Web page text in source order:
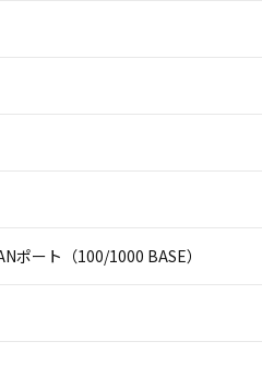
ポート（100/1000 BASE）